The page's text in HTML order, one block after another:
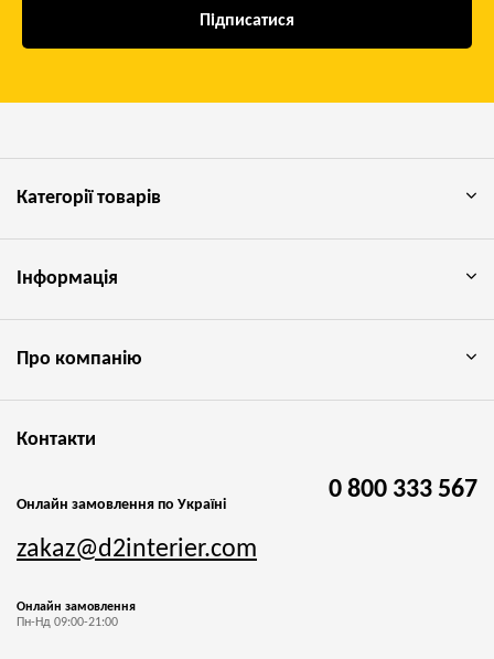
Підписатися
Категорії товарів
Інформація
Про компанію
Контакти
Онлайн замовлення по Україні
0 800 333 567
zakaz@d2interier.com
Онлайн замовлення
Пн-Нд 09:00-21:00